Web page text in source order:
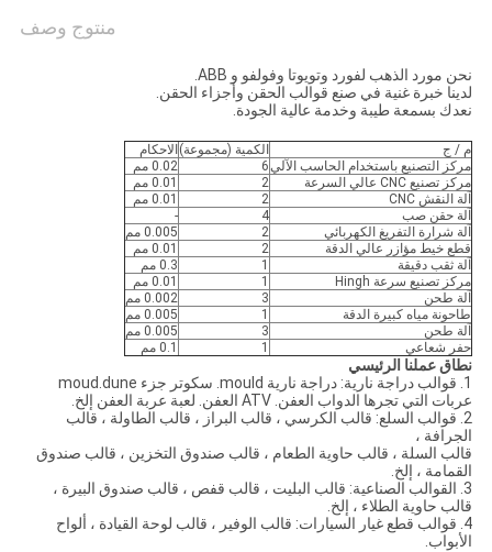
منتوج وصف
نحن مورد الذهب لفورد وتويوتا وفولفو و ABB.
لدينا خبرة غنية في صنع قوالب الحقن وأجزاء الحقن.
نعدك بسمعة طيبة وخدمة عالية الجودة.
م / ج الكمية (مجموعة) الاحكام
مركز التصنيع باستخدام الحاسب الآلي6
0.02 مم
مركز تصنيع CNC عالي السرعة
2
0.01 مم
آلة النقش CNC
2
0.01 مم
آلة حقن صب
4
-
آلة شرارة التفريغ الكهربائي
2
0.005 مم
قطع خيط مؤازر عالي الدقة
2
0.01 مم
آلة ثقب دقيقة
1
0.3 مم
مركز تصنيع سرعة Hingh
1
0.01 مم
آلة طحن
3
0.002 مم
طاحونة مياه كبيرة الدقة
1
0.005 مم
آلة طحن
3
0.005 مم
حفر شعاعي
1 0.1 مم
نطاق عملنا الرئيسي
1. قوالب دراجة نارية: دراجة نارية mould. سكوتر جزء moud.dune
عربات التي تجرها الدواب العفن. ATV العفن. لعبة عربة العفن إلخ.
2. قوالب السلع: قالب الكرسي ، قالب البراز ، قالب الطاولة ، قالب
الجرافة ،
قالب السلة ، قالب حاوية الطعام ، قالب صندوق التخزين ، قالب صندوق
القمامة ، إلخ.
3. القوالب الصناعية: قالب البليت ، قالب قفص ، قالب صندوق البيرة ،
قالب حاوية الطلاء ، إلخ.
4. قوالب قطع غيار السيارات: قالب الوفير ، قالب لوحة القيادة ، ألواح
الأبواب.